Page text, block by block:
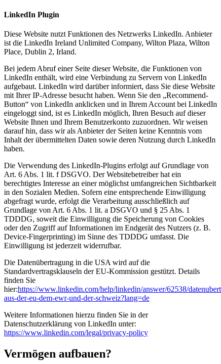
LinkedIn Plugin
Diese Website nutzt Funktionen des Netzwerks LinkedIn. Anbieter
ist die LinkedIn Ireland Unlimited Company, Wilton Plaza, Wilton
Place, Dublin 2, Irland.
Bei jedem Abruf einer Seite dieser Website, die Funktionen von
LinkedIn enthält, wird eine Verbindung zu Servern von LinkedIn
aufgebaut. LinkedIn wird darüber informiert, dass Sie diese Website
mit Ihrer IP-Adresse besucht haben. Wenn Sie den „Recommend-
Button“ von LinkedIn anklicken und in Ihrem Account bei LinkedIn
eingeloggt sind, ist es LinkedIn möglich, Ihren Besuch auf dieser
Website Ihnen und Ihrem Benutzerkonto zuzuordnen. Wir weisen
darauf hin, dass wir als Anbieter der Seiten keine Kenntnis vom
Inhalt der übermittelten Daten sowie deren Nutzung durch LinkedIn
haben.
Die Verwendung des LinkedIn-Plugins erfolgt auf Grundlage von
Art. 6 Abs. 1 lit. f DSGVO. Der Websitebetreiber hat ein
berechtigtes Interesse an einer möglichst umfangreichen Sichtbarkeit
in den Sozialen Medien. Sofern eine entsprechende Einwilligung
abgefragt wurde, erfolgt die Verarbeitung ausschließlich auf
Grundlage von Art. 6 Abs. 1 lit. a DSGVO und § 25 Abs. 1
TDDDG, soweit die Einwilligung die Speicherung von Cookies
oder den Zugriff auf Informationen im Endgerät des Nutzers (z. B.
Device-Fingerprinting) im Sinne des TDDDG umfasst. Die
Einwilligung ist jederzeit widerrufbar.
Die Datenübertragung in die USA wird auf die
Standardvertragsklauseln der EU-Kommission gestützt. Details
finden Sie
hier:https://www.linkedin.com/help/linkedin/answer/62538/
aus-der-eu-dem-ewr-und-der-schweiz?lang=de
Weitere Informationen hierzu finden Sie in der
Datenschutzerklärung von LinkedIn unter:
https://www.linkedin.com/legal/privacy-policy
Vermögen aufbauen?